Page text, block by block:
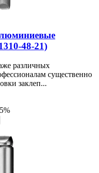
48-21)
различных
существенно
заклеп...